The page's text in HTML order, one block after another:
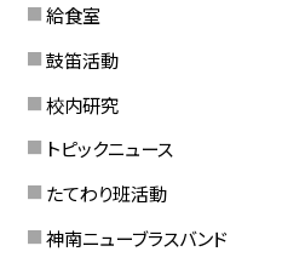
給食室
鼓笛活動
校内研究
トピックニュース
たてわり班活動
神南ニューブラスバンド